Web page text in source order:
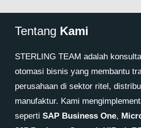
Tentang Kami
STERLING TEAM adalah
otomasi bisnis yang membantu
perusahaan di sektor ritel,
manufaktur. Kami
seperti SAP Business One,